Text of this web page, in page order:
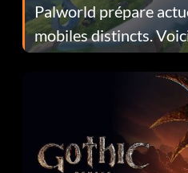
Palworld prépare
mobiles distincts.